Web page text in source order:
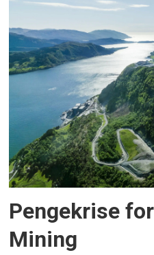
Pengekrise
Mining